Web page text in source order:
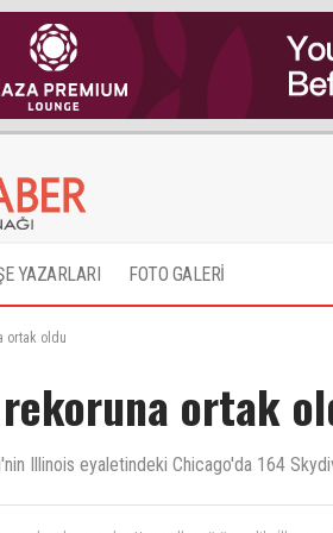
YAZARLARI FOTO GALERİ
ortak oldu
ortak
Illinois eyaletindeki Chicago'da 164